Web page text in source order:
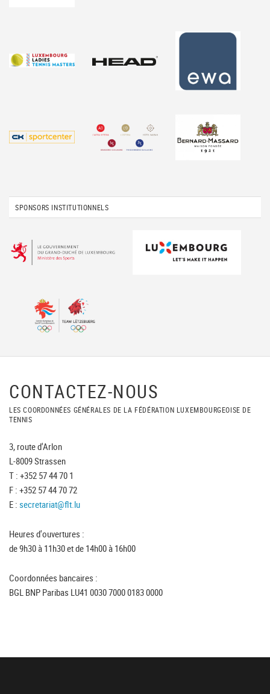
SPONSORS INSTITUTIONNELS
CONTACTEZ-NOUS
LES COORDONNÉES GÉNÉRALES DE LA FÉDÉRATION LUXEMBOURGEOISE DE
TENNIS
3, route d'Arlon
L-8009 Strassen
T : +352 57 44 70 1
F : +352 57 44 70 72
E : secretariat@flt.lu
Heures d'ouvertures :
de 9h30 à 11h30 et de 14h00 à 16h00
Coordonnées bancaires :
BGL BNP Paribas LU41 0030 7000 0183 0000